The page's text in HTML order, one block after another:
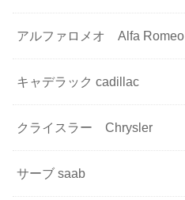
アルファロメオ Alfa Romeo
キャデラック cadillac
クライスラー Chrysler
サーブ saab